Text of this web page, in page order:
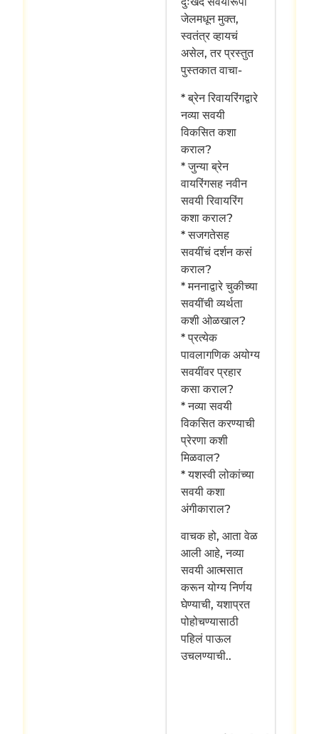
जेलमधून मुक्त,
स्वतंत्र व्हायचं
असेल, तर प्रस्तुत
पुस्तकात वाचा-
* ब्रेन रिवायरिंगद्वारे
नव्या सवयी
विकसित कशा
कराल?
* जुन्या ब्रेन
वायरिंगसह नवीन
सवयी रिवायरिंग
कशा कराल?
* सजगतेसह
सवयींचं दर्शन कसं
कराल?
* मननाद्वारे चुकीच्या
सवयींची व्यर्थता
कशी ओळखाल?
* प्रत्येक
पावलागणिक अयोग्य
सवयींवर प्रहार
कसा कराल?
* नव्या सवयी
विकसित करण्याची
प्रेरणा कशी
मिळवाल?
* यशस्वी लोकांच्या
सवयी कशा
अंगीकाराल?
वाचक हो, आता वेळ
आली आहे, नव्या
सवयी आत्मसात
करून योग्य निर्णय
घेण्याची, यशाप्रत
पोहोचण्यासाठी
पहिलं पाऊल
उचलण्याची..